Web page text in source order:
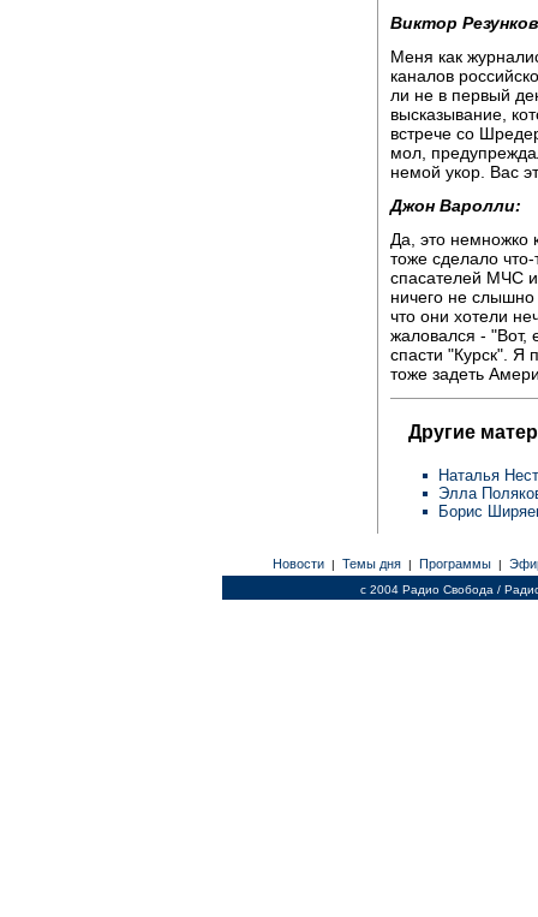
Виктор
Меня как
каналов
ли не в первый
высказывание,
встрече со
мол,
немой укор. Вас
Джон Варолли:
Да, это немножко
тоже сделало
спасателей МЧС и
ничего не слышно
что они хотели
жаловался -
спасти "Курск". Я
тоже задеть
Другие
Наталья
Элла
Борис
Новости | Темы дня | Программы |
c 2004 Радио Свобода /